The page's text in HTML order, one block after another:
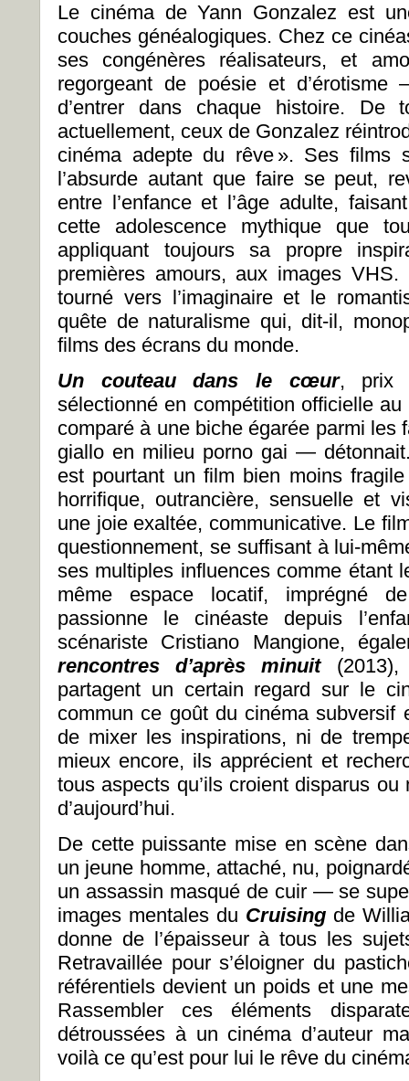
Le cinéma de Yann Gonzalez est
couches généalogiques. Chez ce
ses congénères réalisateurs, et
regorgeant de poésie et
d’entrer dans chaque histoire. De
actuellement, ceux de Gonzalez
cinéma adepte du rêve ». Ses films
l’absurde autant que faire se peut,
entre l’enfance et l’âge adulte,
cette adolescence mythique que
appliquant toujours sa propre
premières amours, aux images
tourné vers l’imaginaire et le
quête de naturalisme qui, dit-il,
films des écrans du monde.
Un couteau dans le cœur, prix
sélectionné en compétition officielle
comparé à une biche égarée parmi
giallo en milieu porno gai —
est pourtant un film bien moins
horrifique, outrancière, sensuelle et
une joie exaltée, communicative. Le
questionnement, se suffisant à lui-
ses multiples influences comme étant
même espace locatif, imprégné
passionne le cinéaste depuis
scénariste Cristiano Mangione,
rencontres d’après minuit(2013),
partagent un certain regard sur le
commun ce goût du cinéma subversif
de mixer les inspirations, ni de
mieux encore, ils apprécient et
tous aspects qu’ils croient disparus
d’aujourd’hui.
De cette puissante mise en scène
un jeune homme, attaché, nu,
un assassin masqué de cuir — se
images mentales du Cruising de
donne de l’épaisseur à tous les
Retravaillée pour s’éloigner du
référentiels devient un poids et une
Rassembler ces éléments
détroussées à un cinéma d’auteur
voilà ce qu’est pour lui le rêve du